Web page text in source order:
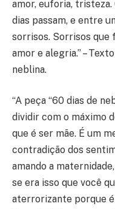
amor, euforia, tristeza.
dias passam, e entre
sorrisos. Sorrisos que
amor e alegria.” –
neblina.
“A peça “60 dias de
dividir com o máximo
que é ser mãe. É um
contradição dos
amando a
se era isso que você
aterrorizante porque é